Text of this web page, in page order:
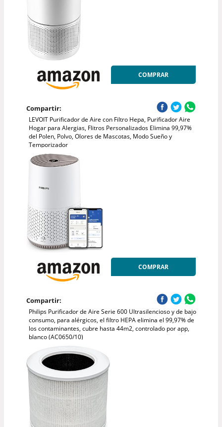
COMPRAR
Compartir:
LEVOIT Purificador de Aire con Filtro Hepa, Purificador Aire
Hogar para Alergias, Flitros Personalizados Elimina 99,97%
del Polen, Polvo, Olores de Mascotas, Modo Sueño y
Temporizador
COMPRAR
Compartir:
Philips Purificador de Aire Serie 600 Ultrasilencioso y de bajo
consumo, para alérgicos, el filtro HEPA elimina el 99,97% de
los contaminantes, cubre hasta 44m2, controlado por app,
blanco (AC0650/10)